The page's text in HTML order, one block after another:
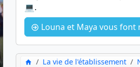
💻.
Louna et Maya vous font
La vie de l'établissement